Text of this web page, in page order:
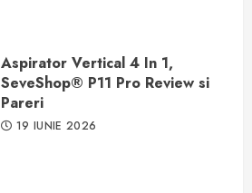
Aspirator Vertical 4 In 1,
SeveShop® P11 Pro Review si
Pareri
19 IUNIE 2026